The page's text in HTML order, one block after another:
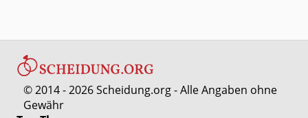
© 2014 - 2026 Scheidung.org - Alle Angaben ohne
Gewähr